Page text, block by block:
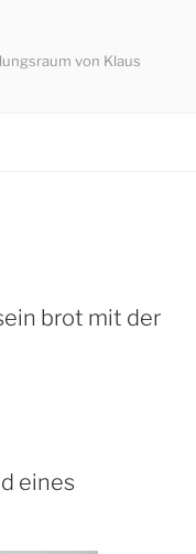
von Klaus
brot mit der
eines